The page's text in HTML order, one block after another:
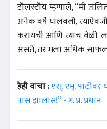
टॉलस्टॉय म्हणाले, “मी
अनेक वर्षे घालवली,
करायची आणि त्याच वेळी
असते, तर मला अधिक
हेही वाचा :एस्‌. एम्‌. पाठीवर
पास झालास!’’ - ग. प्र. प्रधान